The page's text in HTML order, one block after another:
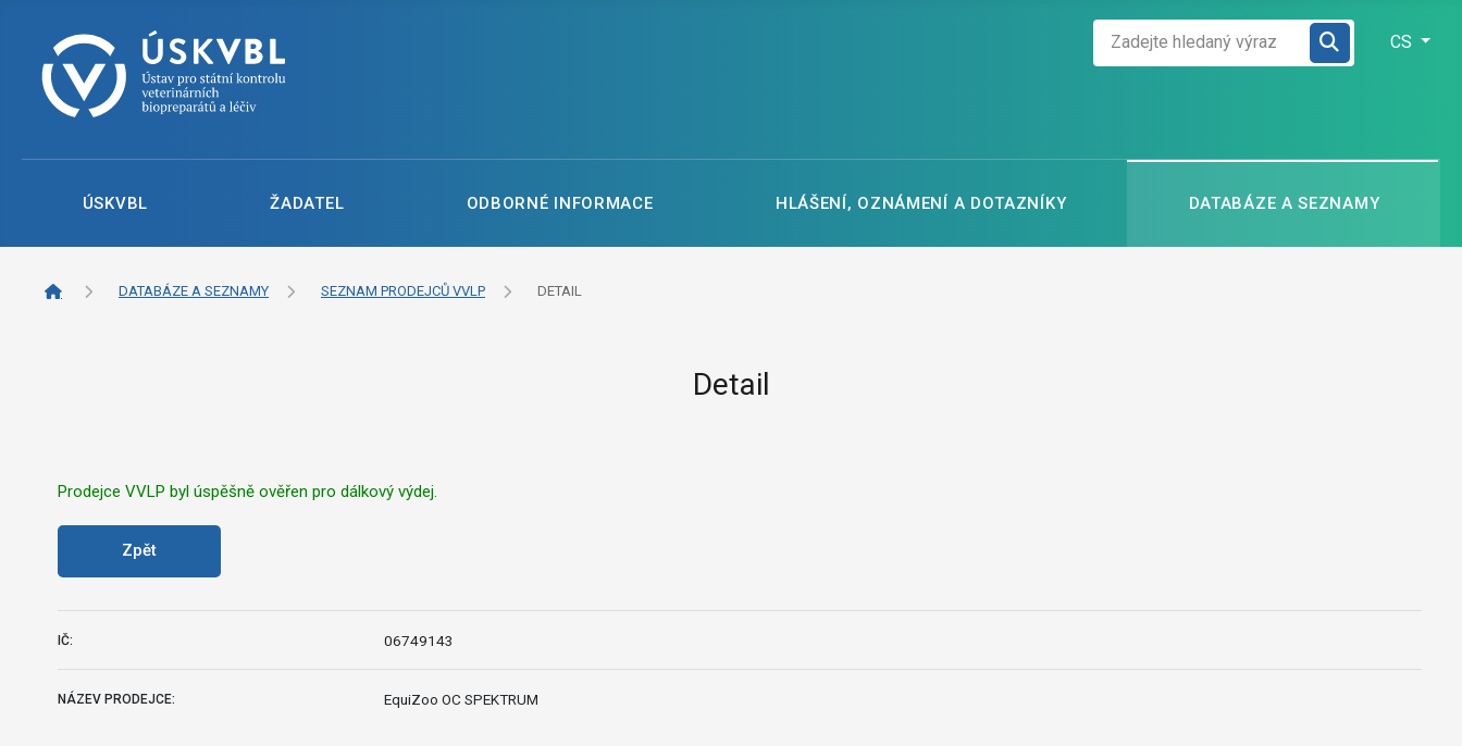
CS
ÚSKVBL ŽADATEL ODBORNÉ INFORMACE HLÁŠENÍ, OZNÁMENÍ A DOTAZNÍKY DATABÁZE A SEZNAMY
DATABÁZE A SEZNAMY SEZNAM PRODEJCŮ VVLP DETAIL
Detail
Prodejce VVLP byl úspěšně ověřen pro dálkový výdej.
Zpět
IČ: 06749143
NÁZEV PRODEJCE: EquiZoo OC SPEKTRUM